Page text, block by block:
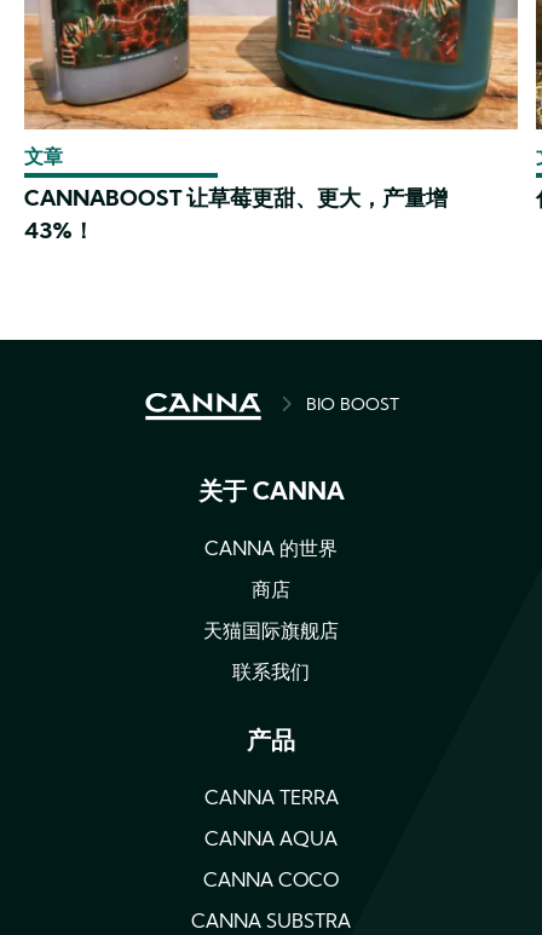
文章
CANNABOOST 让草莓更甜、更大，产量增
43%！
BREADCRUMBBIO BOOST
关于 CANNA
CANNA 的世界
商店
天猫国际旗舰店
联系我们
产品
CANNA TERRA
CANNA AQUA
CANNA COCO
CANNA SUBSTRA